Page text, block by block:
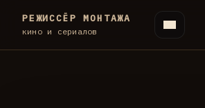
РЕЖИССЁР МОНТАЖА
кино и сериалов